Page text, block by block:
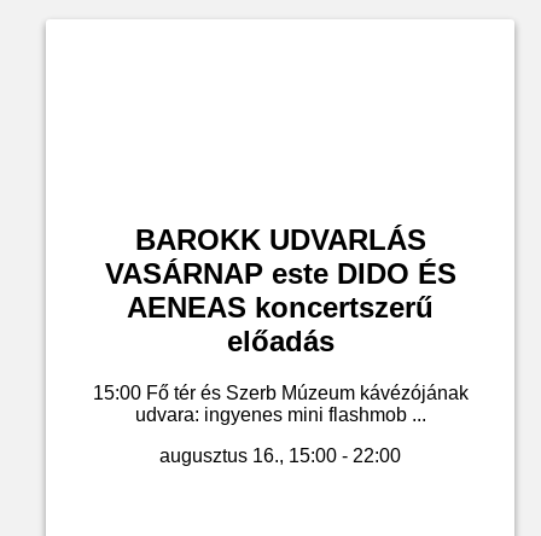
BAROKK UDVARLÁS
VASÁRNAP este DIDO ÉS
AENEAS koncertszerű
előadás
15:00 Fő tér és Szerb Múzeum kávézójának
udvara: ingyenes mini flashmob ...
augusztus 16., 15:00 - 22:00